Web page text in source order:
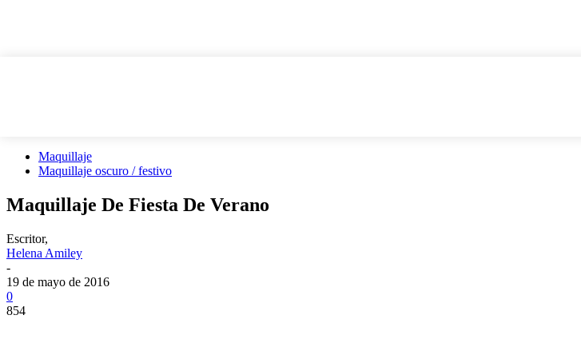
Maquillaje
Maquillaje oscuro / festivo
Maquillaje De Fiesta De Verano
Escritor,
Helena Amiley
-
19 de mayo de 2016
0
854